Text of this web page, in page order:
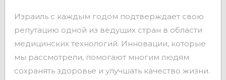
Израиль с каждым годом подтверждает свою
репутацию одной из ведущих стран в области
медицинских технологий. Инновации, которые
мы рассмотрели, помогают многим людям
сохранять здоровье и улучшать качество жизни.